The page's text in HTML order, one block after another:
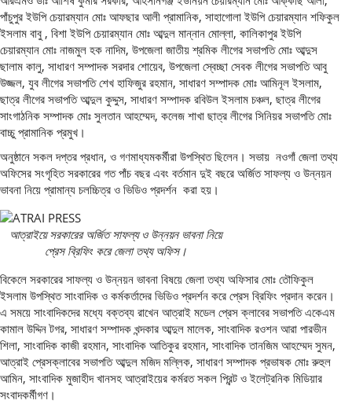
পাঁচুপুর ইউপি চেয়ারম্যান মোঃ আফছার আলী প্রামানিক, সাহাগোলা ইউপি চেয়ারম্যান শফিকুল
ইসলাম বাবু , বিশা ইউপি চেয়ারম্যান মোঃ আব্দুল মান্নান মোল্লা, কালিকাপুর ইউপি
চেয়ারম্যান মোঃ নাজমুল হক নাদিম, উপজেলা জাতীয় শ্রমিক লীগের সভাপতি মোঃ আব্দুস
ছালাম কালু, সাধারণ সম্পাদক সরদার শোয়েব, উপজেলা স্বেচ্ছা সেবক লীগের সভাপতি আবু
উজ্জল, যুব লীগের সভাপতি শেখ হাফিজুর রহমান, সাধারণ সম্পাদক মোঃ আমিনূল ইসলাম,
ছাত্র লীগের সভাপতি আব্দুল কুদ্দুস, সাধারণ সম্পাদক রবিউল ইসলাম চঞ্চল, ছাত্র লীগের
সাংগাঠনিক সম্পাদক মোঃ সুলতান আহম্মেদ, কলেজ শাখা ছাত্র লীগের সিনিয়র সভাপতি মোঃ
বাচ্চু প্রামানিক প্রমুখ।
অনুষ্ঠানে সকল দপ্তর প্রধান, ও গণমাধ্যমকর্মীরা উপস্থিত ছিলেন। সভায় নওগাঁ জেলা তথ্য
অফিসের সংগৃহিত সরকারের গত পাঁচ বছর এবং বর্তমান দুই বছরে অর্জিত সাফল্য ও উন্নয়ন
ভাবনা নিয়ে প্রামান্য চলচ্চিত্র ও ভিডিও প্রদর্শন করা হয়।
আত্রাইয়ে সরকারের অর্জিত সাফল্য ও উন্নয়ন ভাবনা নিয়ে
প্রেস ব্রিফিং করে জেলা তথ্য অফিস।
বিকেলে সরকারের সাফল্য ও উন্নয়ন ভাবনা বিষয়ে জেলা তথ্য অফিসার মোঃ তৌফিকুল
ইসলাম উপস্থিত সাংবাদিক ও কর্মকর্তাদের ভিডিও প্রদর্শন করে প্রেস ব্রিফিং প্রদান করেন।
এ সময়ে সাংবাদিকদের মধ্যে বক্তব্য রাখেন আত্রাই মডেল প্রেস ক্লাবের সভাপতি একেএম
কামাল উদ্দিন টগর, সাধারণ সম্পাদক খন্দকার আব্দুল মালেক, সাংবাদিক রওশন আরা পারভীন
শিলা, সাংবাদিক কাজী রহমান, সাংবাদিক আতিকুর রহমান, সাংবাদিক তানজিম আহম্মেদ সুমন,
আত্রাই প্রেসক্লাবের সভাপতি আব্দুল মজিদ মল্লিক, সাধারণ সম্পাদক প্রভাষক মোঃ রুহুল
আমিন, সাংবাদিক মুজাহীদ খানসহ আত্রাইয়ের কর্মরত সকল প্রিন্ট ও ইলেট্রনিক মিডিয়ার
সংবাদকর্মীগণ।